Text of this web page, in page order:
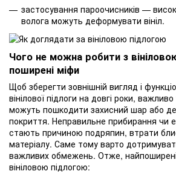
застосування пароочисників —
волога можуть деформувати вініл.
Чого не можна робити з
поширені міфи
Щоб зберегти зовнішній вигляд і
вінілової підлоги на довгі роки, важливо
можуть пошкодити захисний шар або
покриття. Неправильне прибирання чи
стають причиною подряпин, втрати
матеріалу. Саме тому варто
важливих обмежень. Отже,
вініловою підлогою: